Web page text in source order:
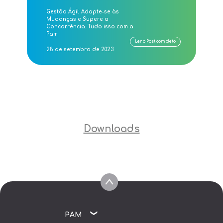
Gestão Ágil: Adapte-se às
Mudanças e Supere a
Concorrência. Tudo isso com a
Pam.
28 de setembro de 2023
Ler o Post completo
Downloads
PAM